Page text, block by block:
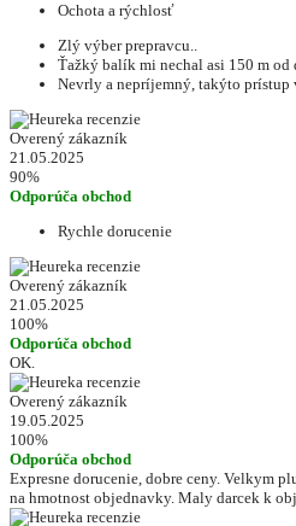
Ochota a rýchlosť
Zlý výber prepravcu..
Ťažký balík mi nechal asi 150 m od
Nevrly a nepríjemný, takýto prístup
Overený zákazník
21.05.2025
90%
Odporúča obchod
Rychle dorucenie
Overený zákazník
21.05.2025
100%
Odporúča obchod
OK.
Overený zákazník
19.05.2025
100%
Odporúča obchod
Expresne dorucenie, dobre ceny. Velkym
na hmotnost objednavky. Maly darcek k